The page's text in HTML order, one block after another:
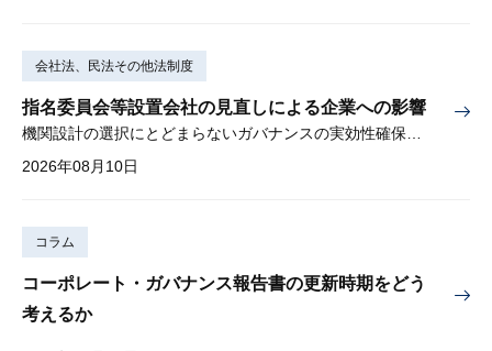
会社法、民法その他法制度
指名委員会等設置会社の見直しによる企業への影響
2026年08月10日
コラム
コーポレート・ガバナンス報告書の更新時期をどう
考えるか